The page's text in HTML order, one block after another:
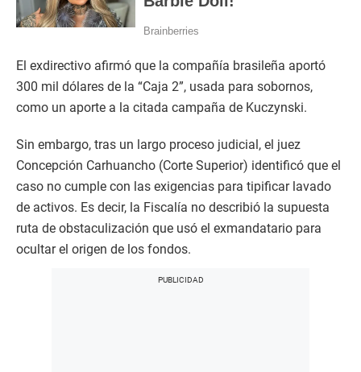
El exdirectivo afirmó que la compañía brasileña aportó
300 mil dólares de la “Caja 2”, usada para sobornos,
como un aporte a la citada campaña de Kuczynski.
Sin embargo, tras un largo proceso judicial, el juez
Concepción Carhuancho (Corte Superior) identificó que el
caso no cumple con las exigencias para tipificar lavado
de activos. Es decir, la Fiscalía no describió la supuesta
ruta de obstaculización que usó el exmandatario para
ocultar el origen de los fondos.